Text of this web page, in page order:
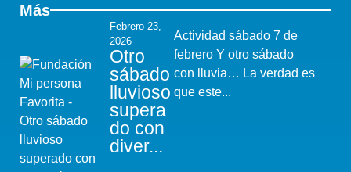
Más
Febrero 23,
2026
Otro
sábado
lluvioso
supera
do con
diver...
Actividad sábado 7 de
febrero Y otro sábado
con lluvia… La verdad es
que este...